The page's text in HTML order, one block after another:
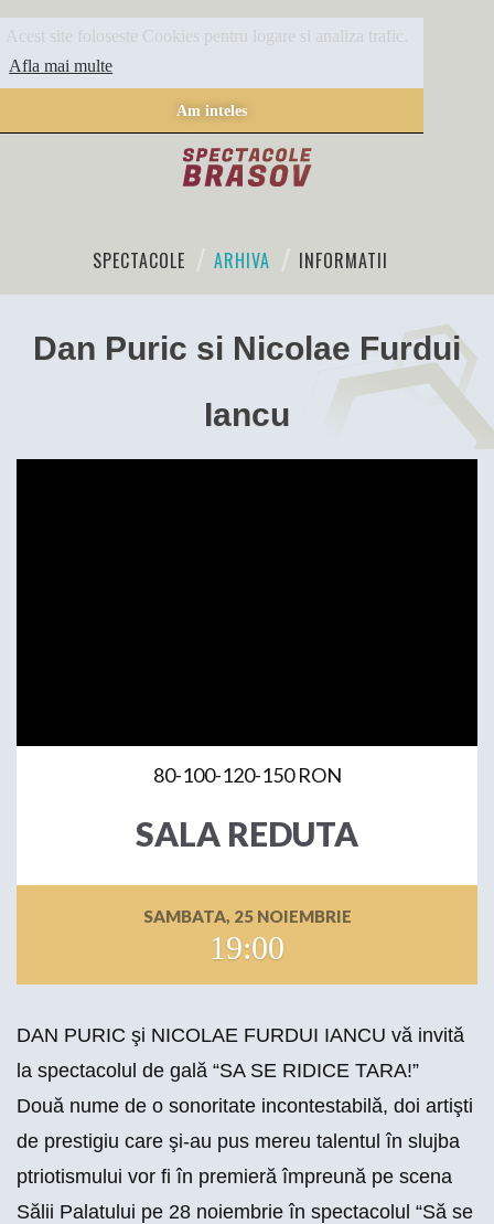
Acest site foloseste Cookies pentru logare si analiza trafic.
Afla mai multe
Am inteles
SPECTACOLE ARHIVA INFORMATII
Dan Puric si Nicolae Furdui
Iancu
80-100-120-150 RON
SALA REDUTA
SAMBATA, 25 NOIEMBRIE
19:00
DAN PURIC şi NICOLAE FURDUI IANCU vă invită
la spectacolul de gală “SA SE RIDICE TARA!”
Două nume de o sonoritate incontestabilă, doi artişti
de prestigiu care şi-au pus mereu talentul în slujba
ptriotismului vor fi în premieră împreună pe scena
Sălii Palatului pe 28 noiembrie în spectacolul “Să se